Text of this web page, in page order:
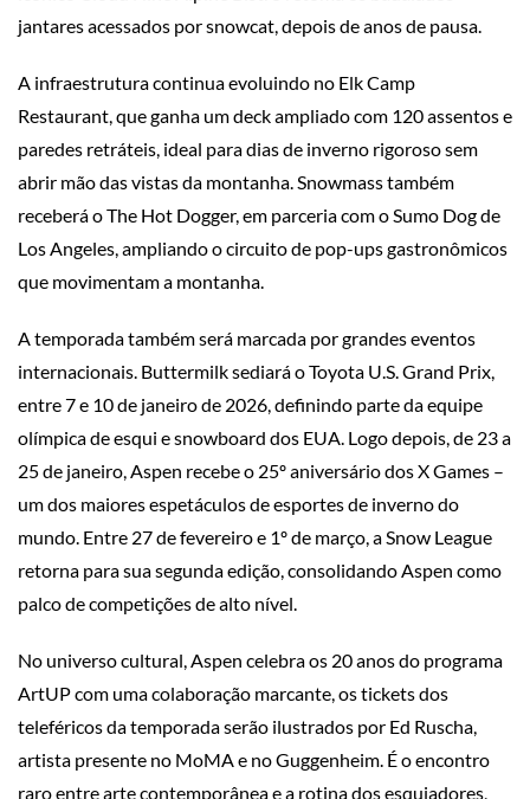
jantares acessados por snowcat, depois de anos de pausa.
A infraestrutura continua evoluindo no Elk Camp
Restaurant, que ganha um deck ampliado com 120 assentos e
paredes retráteis, ideal para dias de inverno rigoroso sem
abrir mão das vistas da montanha. Snowmass também
receberá o The Hot Dogger, em parceria com o Sumo Dog de
Los Angeles, ampliando o circuito de pop-ups gastronômicos
que movimentam a montanha.
A temporada também será marcada por grandes eventos
internacionais. Buttermilk sediará o Toyota U.S. Grand Prix,
entre 7 e 10 de janeiro de 2026, definindo parte da equipe
olímpica de esqui e snowboard dos EUA. Logo depois, de 23 a
25 de janeiro, Aspen recebe o 25º aniversário dos X Games –
um dos maiores espetáculos de esportes de inverno do
mundo. Entre 27 de fevereiro e 1º de março, a Snow League
retorna para sua segunda edição, consolidando Aspen como
palco de competições de alto nível.
No universo cultural, Aspen celebra os 20 anos do programa
ArtUP com uma colaboração marcante, os tickets dos
teleféricos da temporada serão ilustrados por Ed Ruscha,
artista presente no MoMA e no Guggenheim. É o encontro
raro entre arte contemporânea e a rotina dos esquiadores,